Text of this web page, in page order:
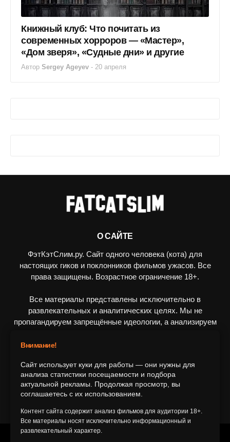
Книжный клуб: Что почитать из
современных хорроров — «Мастер»,
«Дом зверя», «Судные дни» и другие
Автор Sergey Ageyev - 20 апреля
О САЙТЕ
ФэтКэтСлим.ру. Сайт одного человека (кота) для
настоящих гиков и поклонников фильмов ужасов. Все
права защищены. Возрастное ограничение 18+.
Все материалы представлены исключительно в
развлекательных и аналитических целях. Мы не
пропагандируем запрещённые идеологии, а анализируем
ПОДПИШИТЕСЬ НА НАС
Внимание!
Сайт использует куки для работы — они нужны для
анализа статистики посещаемости и подбора
актуальной рекламы. Продолжая просмотр, вы
соглашаетесь с их использованием.
Контент сайта содержит анализ фильмов для аудитории 18+.
Все материалы носят исключительно информационный и
развлекательный характер.